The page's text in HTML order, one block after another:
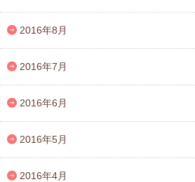
2016年8月
2016年7月
2016年6月
2016年5月
2016年4月